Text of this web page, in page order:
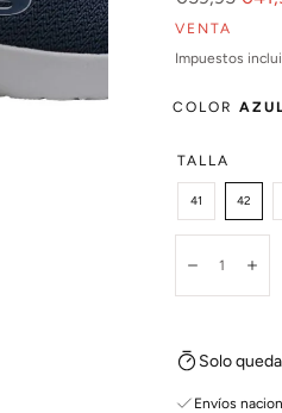
regular
VENTA
Impuestos
COLOR
TALLA
41 42
Disminuir
Solo
Envíos